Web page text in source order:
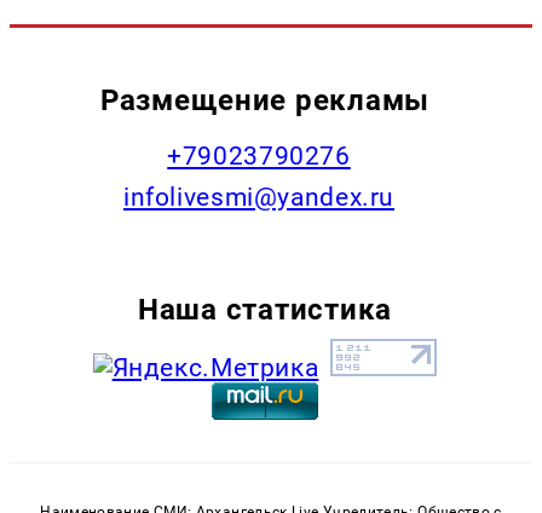
Размещение рекламы
+79023790276
infolivesmi@yandex.ru
Наша статистика